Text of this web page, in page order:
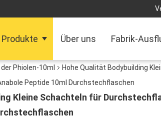
Produkte Über uns Fabrik-
Phiolen-10ml
Hohe Qualität Bodybuilding
Peptide 10ml Durchstechflaschen
Kleine Schachteln für